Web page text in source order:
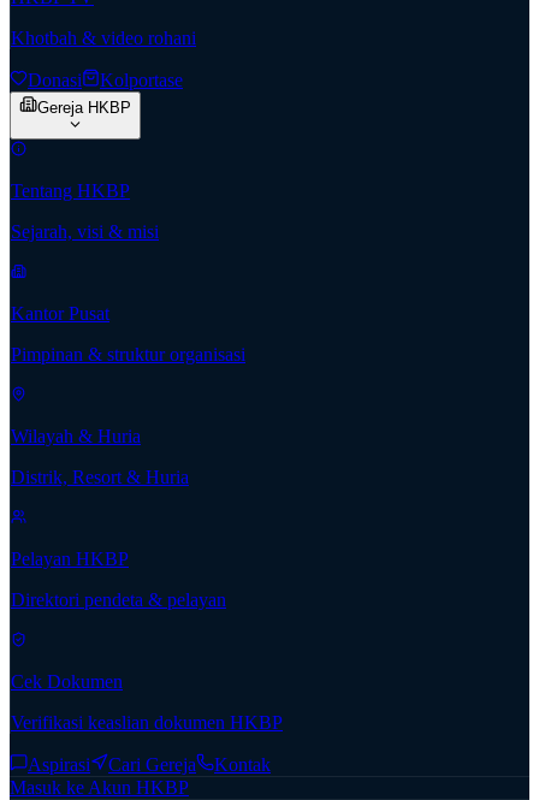
Khotbah & video rohani
Donasi Kolportase
Gereja HKBP
Tentang HKBP
Sejarah, visi & misi
Kantor Pusat
Pimpinan & struktur organisasi
Wilayah & Huria
Distrik, Resort & Huria
Pelayan HKBP
Direktori pendeta & pelayan
Cek Dokumen
Verifikasi keaslian dokumen HKBP
Aspirasi Cari Gereja
Kontak
Masuk ke Akun HKBP